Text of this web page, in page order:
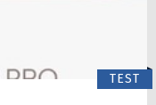
TEST